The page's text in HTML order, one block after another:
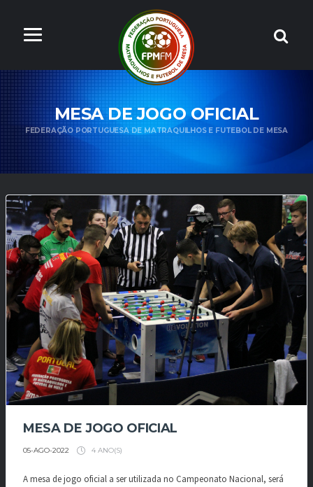
MESA DE JOGO OFICIAL
FEDERAÇÃO PORTUGUESA DE MATRAQUILHOS E FUTEBOL DE MESA
MESA DE JOGO OFICIAL
05-AGO-2022 4 ANO(S)
A mesa de jogo oficial a ser utilizada no Campeonato Nacional, será